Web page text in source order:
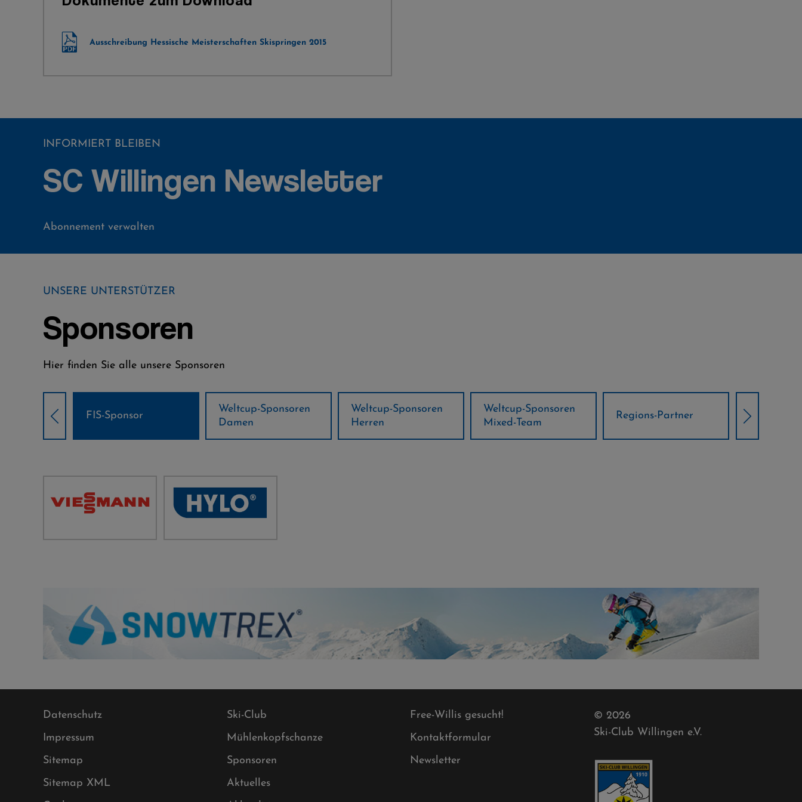
Ausschreibung Hessische Meisterschaften Skispringen 2015
INFORMIERT BLEIBEN
SC Willingen Newsletter
Abonnement verwalten
UNSERE UNTERSTÜTZER
Sponsoren
Hier finden Sie alle unsere Sponsoren
Weltcup-Sponsoren
Damen
Weltcup-Sponsoren
Herren
Weltcup-Sponsoren
Mixed-Team
Regions-Partner
Örtliche Weltcup-
Partner
Klima
Datenschutz
Impressum
Sitemap
Sitemap XML
Ski-Club
Mühlenkopfschanze
Sponsoren
Aktuelles
Free-Willis gesucht!
Kontaktformular
Newsletter
© 2026
Ski-Club Willingen e.V.